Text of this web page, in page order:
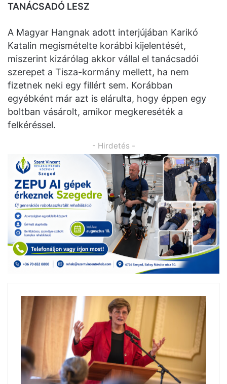
TANÁCSADÓ LESZ
A Magyar Hangnak adott interjújában Karikó
Katalin megismételte korábbi kijelentését,
miszerint kizárólag akkor vállal el tanácsadói
szerepet a Tisza-kormány mellett, ha nem
fizetnek neki egy fillért sem. Korábban
egyébként már azt is elárulta, hogy éppen egy
boltban vásárolt, amikor megkereséték a
felkéréssel.
- Hirdetés -